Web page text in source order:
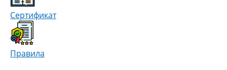
Сертификат
Правила